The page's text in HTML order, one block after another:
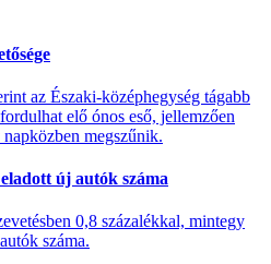
az Északi-középhegység tágabb
elő ónos eső, jellemzően
megszűnik.
új autók száma
0,8 százalékkal, mintegy
száma.